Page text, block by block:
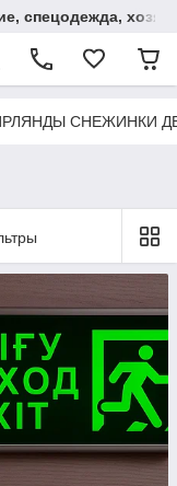
спецодежда,
СНЕЖИНКИ